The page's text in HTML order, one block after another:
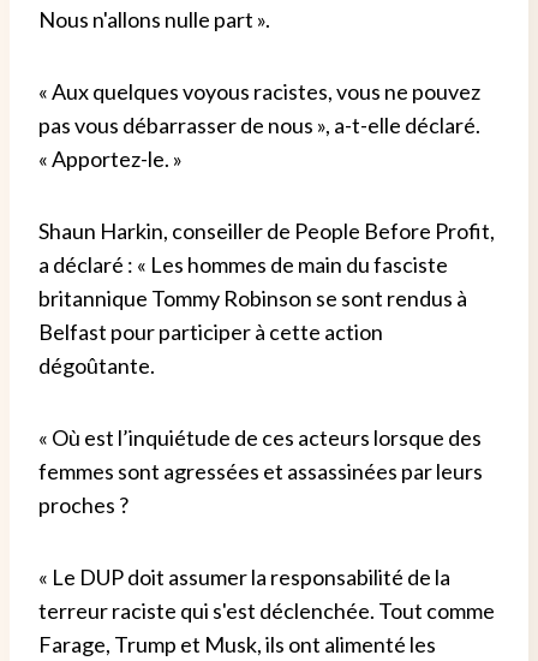
Nous n'allons nulle part ».
« Aux quelques voyous racistes, vous ne pouvez
pas vous débarrasser de nous », a-t-elle déclaré.
« Apportez-le. »
Shaun Harkin, conseiller de People Before Profit,
a déclaré : « Les hommes de main du fasciste
britannique Tommy Robinson se sont rendus à
Belfast pour participer à cette action
dégoûtante.
« Où est l’inquiétude de ces acteurs lorsque des
femmes sont agressées et assassinées par leurs
proches ?
« Le DUP doit assumer la responsabilité de la
terreur raciste qui s'est déclenchée. Tout comme
Farage, Trump et Musk, ils ont alimenté les